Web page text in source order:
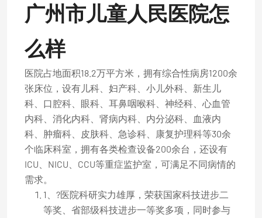
广州市儿童人民医院怎
么样
医院占地面积18.2万平方米，拥有综合性病房1200余
张床位，设有儿科、妇产科、小儿外科、新生儿
科、口腔科、眼科、耳鼻咽喉科、神经科、心血管
内科、消化内科、肾病内科、内分泌科、血液内
科、肿瘤科、皮肤科、急诊科、康复护理科等30余
个临床科室，拥有各类检查设备200余台，还设有
ICU、NICU、CCU等重症监护室，可满足不同病情的
需求。
1、?医院科研实力雄厚，荣获国家科技进步二
等奖、省部级科技进步一等奖多项，同时参与